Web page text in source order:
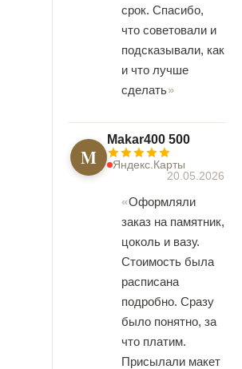
срок. Спасибо,
что советовали и
подсказывали, как
и что лучше
сделать
M
Makar400 500
Яндекс.Карты
20.05.2026
Оформляли
заказ на памятник,
цоколь и вазу.
Стоимость была
расписана
подробно. Сразу
было понятно, за
что платим.
Присылали макет